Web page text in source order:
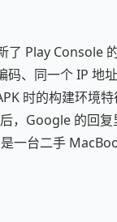
了 Play Console
、同一个 IP 地
时的构建环境
，Google 的回
一台二手